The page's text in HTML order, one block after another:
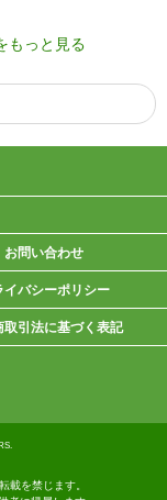
もっと見る
お問い合わせ
イバシーポリシー
取引法に基づく表記
載を禁じます。